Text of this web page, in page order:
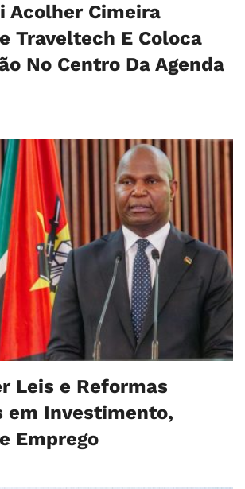
Acolher Cimeira
Traveltech E Coloca
No Centro Da Agenda
Leis e Reformas
em Investimento,
Emprego